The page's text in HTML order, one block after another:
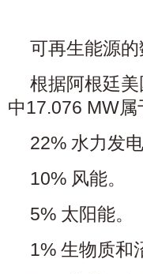
可再生能源
根据阿根廷
中17.076 MW属
22% 水力发电
10% 风能。
5% 太阳能。
1% 生物质和